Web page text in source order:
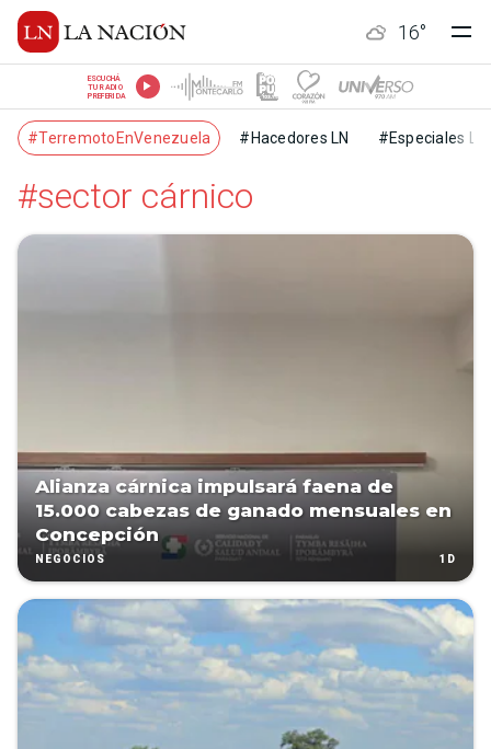
16°
ESCUCHÁ
TU RADIO
PREFERIDA
#TerremotoEnVenezuela #Hacedores LN #Especiales LN
#sector cárnico
Alianza cárnica impulsará faena de
15.000 cabezas de ganado mensuales en
Concepción
NEGOCIOS 1D